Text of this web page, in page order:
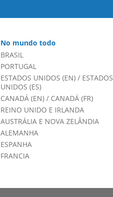
No mundo todo
BRASIL
PORTUGAL
ESTADOS UNIDOS (EN)/ ESTADOS
UNIDOS (ES)
CANADÁ (EN)/ CANADÁ (FR)
REINO UNIDO E IRLANDA
AUSTRÁLIA E NOVA ZELÂNDIA
ALEMANHA
ESPANHA
FRANCIA